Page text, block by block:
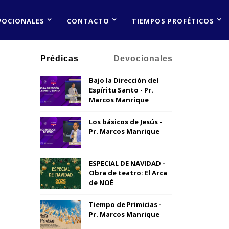
CONTACTO TIEMPOS PROFÉTICOS
Prédicas Devocionales
Bajo la Dirección del
Espíritu Santo - Pr.
Marcos Manrique
Los básicos de Jesús -
Pr. Marcos Manrique
ESPECIAL DE NAVIDAD -
Obra de teatro: El Arca
de NOÉ
Tiempo de Primicias -
Pr. Marcos Manrique